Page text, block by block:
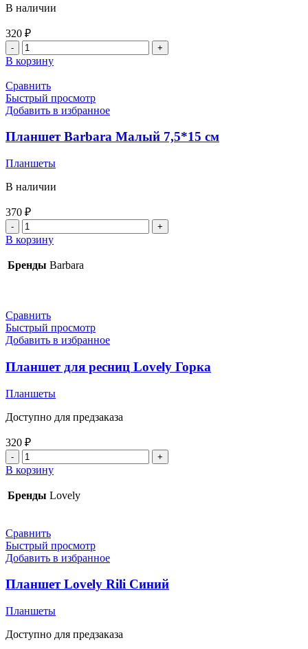
В наличии
320 ₽
Количество
товара
для
ресниц
оргстекло
см
ВР
В корзину
Сравнить
Быстрый просмотр
Добавить в избранное
Планшет Barbara Малый 7,5*15 см
Планшеты
В наличии
370 ₽
Количество
товара
Barbara
Малый
В корзину
Бренды Barbara
Сравнить
Быстрый просмотр
Добавить в избранное
Планшет для ресниц Lovely Горка
Планшеты
Доступно для предзаказа
320 ₽
Количество
товара
для
ресниц
Горка
В корзину
Бренды Lovely
Сравнить
Быстрый просмотр
Добавить в избранное
Планшет Lovely Rili Синий
Планшеты
Доступно для предзаказа